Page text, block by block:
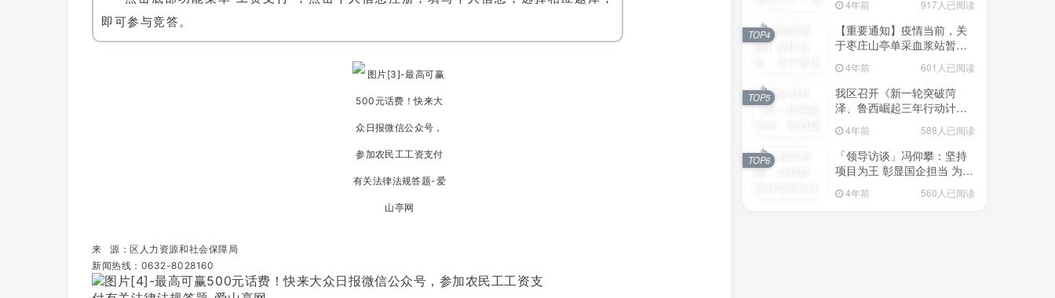
即可参与竞答。
来 源 ：区人力资源和社会保障局
新闻热线：0632-8028160
4年前 917人已阅读
【重要通知】疫情当前，关
于枣庄山亭单采血浆站暂停
4年前 601人已阅读
TOP4
我区召开《新一轮突破菏
泽、鲁西崛起三年行动计划
意见稿）政策分析研判会议
4年前 588人已阅读
TOP5
「领导访谈」冯仰攀：坚持
项目为王 彰显国企担当 为全
点项目建设贡献“交发力量”
4年前 560人已阅读
TOP6